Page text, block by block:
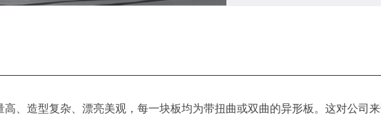
高、造型复杂、漂亮美观，每一块板均为带扭曲或双曲的异形板。这对公司